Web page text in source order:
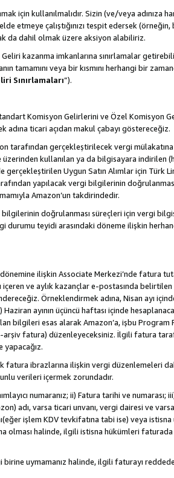
için kullanılmalıdır. Sizin (ve/veya adınıza
etmeye çalıştığınızı tespit edersek
da dahil olmak üzere aksiyon alabiliriz.
kazanma imkanlarına sınırlamalar
tamamını veya bir kısmını herhangi bir
Sınırlamaları”).
Komisyon Gelirlerini ve Özel Komisyon
ticari açıdan makul çabayı göstereceğiz.
tarafından gerçekleştirilecek vergi
kullanılan ya da bilgisayara indirilen
Uygun Satın Alımlar için Türk
yapılacak vergi bilgilerinin
Amazon’un takdirindedir.
bilgilerinin doğrulanması süreçleri için vergi
teyidi arasındaki döneme ilişkin
ilişkin Associate Merkezi’nde fatura
içeren ve aylık kazançlar e-postasında
Örneklendirmek adına, Nisan ayı
ayının üçüncü haftası içinde
bilgileri esas alarak Amazon’a, işbu Program
fatura) düzenleyeceksiniz. İlgili fatura
yapacağız.
fatura ibrazlarına ilişkin vergi düzenlemeleri
verileri içermek zorundadır.
numaranız; ii) Fatura tarihi ve numarası;
adı, varsa ticari unvanı, vergi dairesi ve
işlem KDV tevkifatına tabi ise) veya
olması halinde, ilgili istisna hükümleri
uymamanız halinde, ilgili faturayı